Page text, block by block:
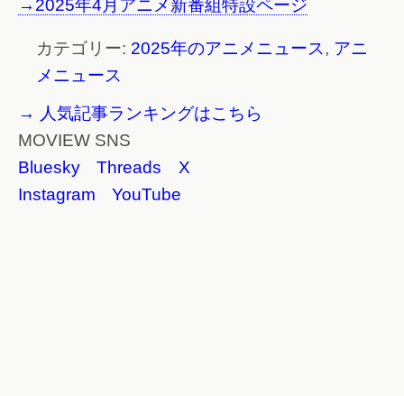
→2025年4月アニメ新番組特設ページ
カテゴリー: 2025年のアニメニュース, アニ
メニュース
→ 人気記事ランキングはこちら
MOVIEW SNS
Bluesky
Threads
X
Instagram
YouTube